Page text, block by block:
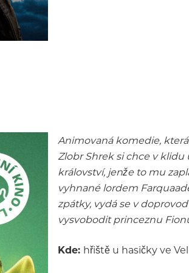
Animovaná komedie,
Zlobr Shrek si chce v
království, jenže to mu
vyhnané lordem
zpátky, vydá se v
vysvobodit princeznu
Kde: hřiště u hasičky ve